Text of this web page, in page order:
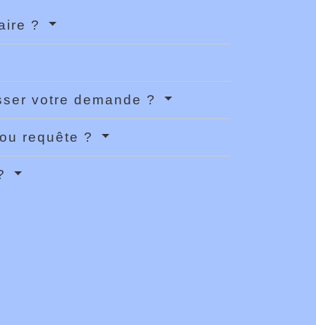
?
votre demande ?
requête ?